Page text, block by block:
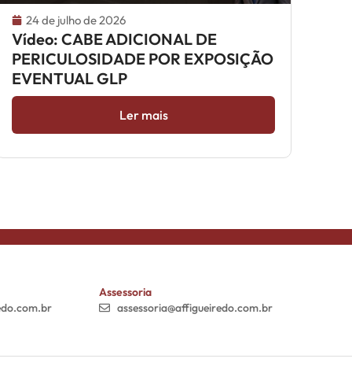
24 de julho de 2026
Vídeo: CABE ADICIONAL DE
PERICULOSIDADE POR EXPOSIÇÃO
EVENTUAL GLP
Ler mais
Assessoria
assessoria@affigueiredo.com.br